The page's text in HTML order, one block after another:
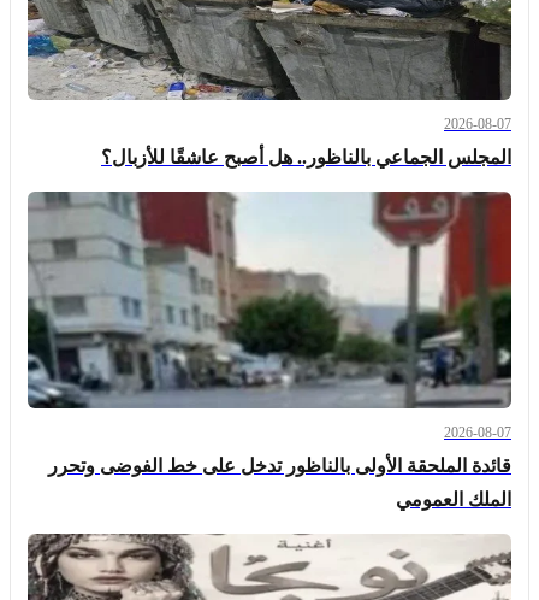
2026-08-07
المجلس الجماعي بالناظور.. هل أصبح عاشقًا للأزبال؟
2026-08-07
قائدة الملحقة الأولى بالناظور تدخل على خط الفوضى وتحرر
الملك العمومي